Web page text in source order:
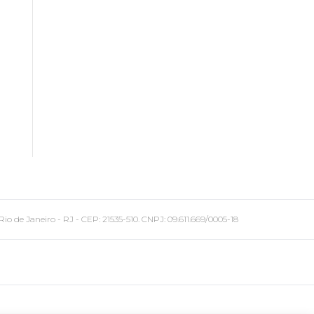
Janeiro - RJ - CEP: 21535-510. CNPJ: 09.611.669/0005-18